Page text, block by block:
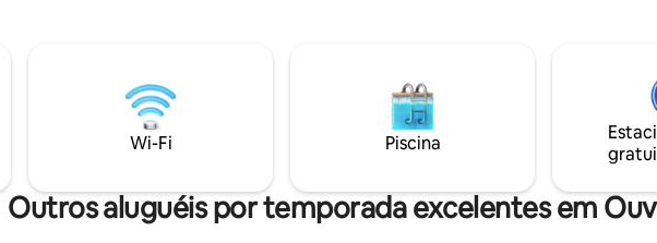
vista para o mar a partir do parque. O
edifício do tipo casa de fazenda
normanda oferece conforto inabalável.
Wi-Fi Piscina
Outros aluguéis por temporada excelentes em